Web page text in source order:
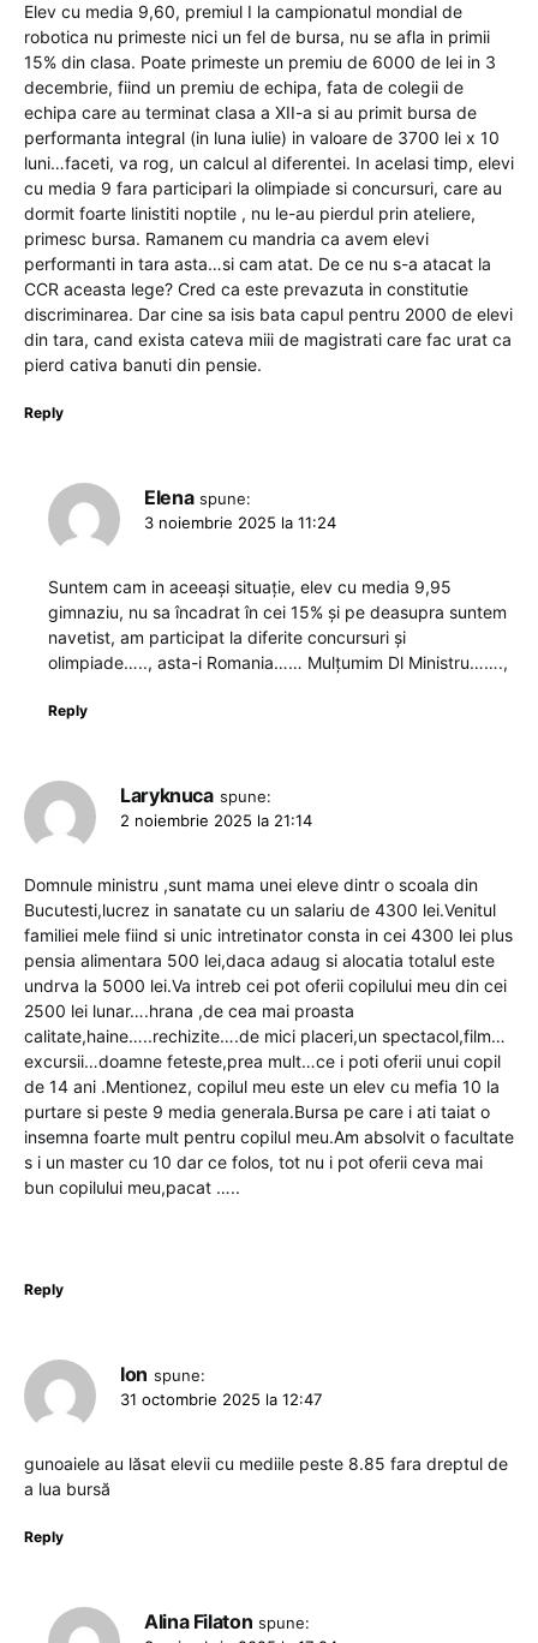
Elev cu media 9,60, premiul I la campionatul mondial de
robotica nu primeste nici un fel de bursa, nu se afla in primii
15% din clasa. Poate primeste un premiu de 6000 de lei in 3
decembrie, fiind un premiu de echipa, fata de colegii de
echipa care au terminat clasa a XII-a si au primit bursa de
performanta integral (in luna iulie) in valoare de 3700 lei x 10
luni…faceti, va rog, un calcul al diferentei. In acelasi timp, elevi
cu media 9 fara participari la olimpiade si concursuri, care au
dormit foarte linistiti noptile , nu le-au pierdul prin ateliere,
primesc bursa. Ramanem cu mandria ca avem elevi
performanti in tara asta…si cam atat. De ce nu s-a atacat la
CCR aceasta lege? Cred ca este prevazuta in constitutie
discriminarea. Dar cine sa isis bata capul pentru 2000 de elevi
din tara, cand exista cateva miii de magistrati care fac urat ca
pierd cativa banuti din pensie.
Reply
Elena spune:
3 noiembrie 2025 la 11:24
Suntem cam in aceeași situație, elev cu media 9,95
gimnaziu, nu sa încadrat în cei 15% și pe deasupra suntem
navetist, am participat la diferite concursuri și
olimpiade….., asta-i Romania…… Mulțumim Dl Ministru…….,
Reply
Laryknuca spune:
2 noiembrie 2025 la 21:14
Domnule ministru ,sunt mama unei eleve dintr o scoala din
Bucutesti,lucrez in sanatate cu un salariu de 4300 lei.Venitul
familiei mele fiind si unic intretinator consta in cei 4300 lei plus
pensia alimentara 500 lei,daca adaug si alocatia totalul este
undrva la 5000 lei.Va intreb cei pot oferii copilului meu din cei
2500 lei lunar….hrana ,de cea mai proasta
calitate,haine…..rechizite….de mici placeri,un spectacol,film…
excursii…doamne feteste,prea mult…ce i poti oferii unui copil
de 14 ani .Mentionez, copilul meu este un elev cu mefia 10 la
purtare si peste 9 media generala.Bursa pe care i ati taiat o
insemna foarte mult pentru copilul meu.Am absolvit o facultate
s i un master cu 10 dar ce folos, tot nu i pot oferii ceva mai
bun copilului meu,pacat …..
Reply
Ion spune:
31 octombrie 2025 la 12:47
gunoaiele au lăsat elevii cu mediile peste 8.85 fara dreptul de
a lua bursă
Reply
Alina Filaton spune: